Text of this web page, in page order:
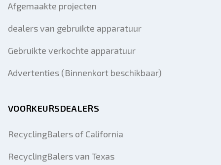
Afgemaakte projecten
dealers van gebruikte apparatuur
Gebruikte verkochte apparatuur
Advertenties (Binnenkort beschikbaar)
VOORKEURSDEALERS
RecyclingBalers of California
RecyclingBalers van Texas